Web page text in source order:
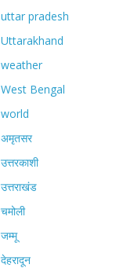
uttar pradesh
Uttarakhand
weather
West Bengal
world
अमृतसर
उत्तरकाशी
उत्तराखंड
चमोली
जम्मू
देहरादून